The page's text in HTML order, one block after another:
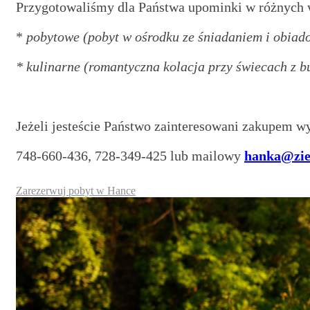
Przygotowaliśmy dla Państwa upominki w różnych
* pobytowe (pobyt w ośrodku ze śniadaniem i
* kulinarne (romantyczna kolacja przy świecach z
Jeżeli jesteście Państwo zainteresowani zakupem
748-660-436, 728-349-425 lub mailowy
Zarezerwuj pobyt w Hance